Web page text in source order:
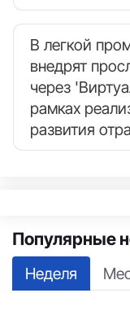
В легкой
внедрят
через
рамках
развития
Популярные
Неделя